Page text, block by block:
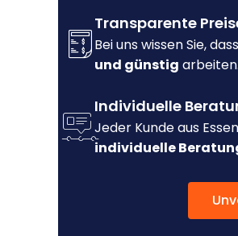
Transparente
Bei uns wissen Sie,
und günstig arbeiten.
Individuelle
Jeder Kunde aus
individuelle